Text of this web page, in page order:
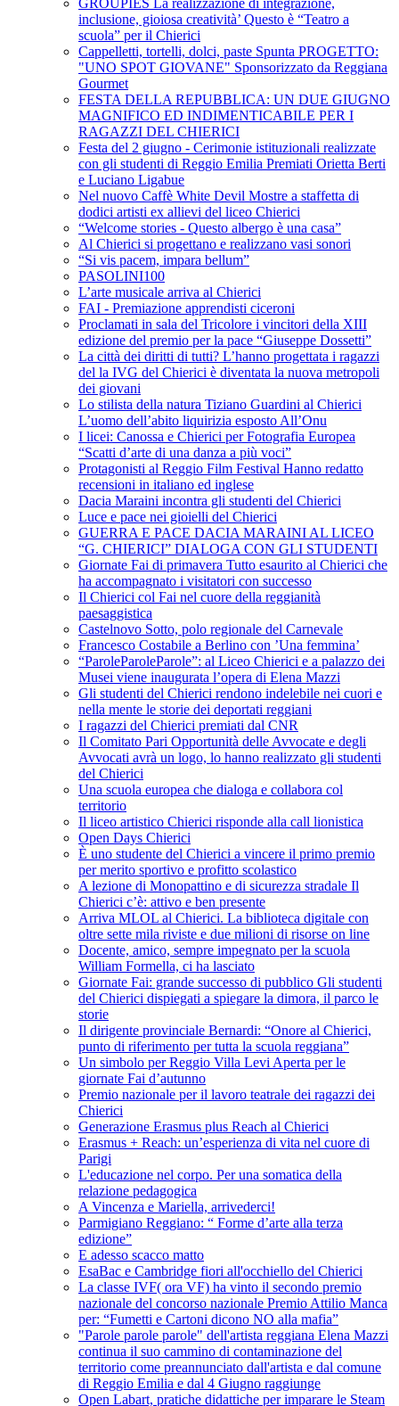
GROUPIES La realizzazione di integrazione,
inclusione, gioiosa creatività’ Questo è “Teatro a
scuola” per il Chierici
Cappelletti, tortelli, dolci, paste Spunta PROGETTO:
"UNO SPOT GIOVANE" Sponsorizzato da Reggiana
Gourmet
FESTA DELLA REPUBBLICA: UN DUE GIUGNO
MAGNIFICO ED INDIMENTICABILE PER I
RAGAZZI DEL CHIERICI
Festa del 2 giugno - Cerimonie istituzionali realizzate
con gli studenti di Reggio Emilia Premiati Orietta Berti
e Luciano Ligabue
Nel nuovo Caffè White Devil Mostre a staffetta di
dodici artisti ex allievi del liceo Chierici
“Welcome stories - Questo albergo è una casa”
Al Chierici si progettano e realizzano vasi sonori
“Si vis pacem, impara bellum”
PASOLINI100
L’arte musicale arriva al Chierici
FAI - Premiazione apprendisti ciceroni
Proclamati in sala del Tricolore i vincitori della XIII
edizione del premio per la pace “Giuseppe Dossetti”
La città dei diritti di tutti? L’hanno progettata i ragazzi
del la IVG del Chierici è diventata la nuova metropoli
dei giovani
Lo stilista della natura Tiziano Guardini al Chierici
L’uomo dell’abito liquirizia esposto All’Onu
I licei: Canossa e Chierici per Fotografia Europea
“Scatti d’arte di una danza a più voci”
Protagonisti al Reggio Film Festival Hanno redatto
recensioni in italiano ed inglese
Dacia Maraini incontra gli studenti del Chierici
Luce e pace nei gioielli del Chierici
GUERRA E PACE DACIA MARAINI AL LICEO
“G. CHIERICI” DIALOGA CON GLI STUDENTI
Giornate Fai di primavera Tutto esaurito al Chierici che
ha accompagnato i visitatori con successo
Il Chierici col Fai nel cuore della reggianità
paesaggistica
Castelnovo Sotto, polo regionale del Carnevale
Francesco Costabile a Berlino con ’Una femmina’
“ParoleParoleParole”: al Liceo Chierici e a palazzo dei
Musei viene inaugurata l’opera di Elena Mazzi
Gli studenti del Chierici rendono indelebile nei cuori e
nella mente le storie dei deportati reggiani
I ragazzi del Chierici premiati dal CNR
Il Comitato Pari Opportunità delle Avvocate e degli
Avvocati avrà un logo, lo hanno realizzato gli studenti
del Chierici
Una scuola europea che dialoga e collabora col
territorio
Il liceo artistico Chierici risponde alla call lionistica
Open Days Chierici
È uno studente del Chierici a vincere il primo premio
per merito sportivo e profitto scolastico
A lezione di Monopattino e di sicurezza stradale Il
Chierici c’è: attivo e ben presente
Arriva MLOL al Chierici. La biblioteca digitale con
oltre sette mila riviste e due milioni di risorse on line
Docente, amico, sempre impegnato per la scuola
William Formella, ci ha lasciato
Giornate Fai: grande successo di pubblico Gli studenti
del Chierici dispiegati a spiegare la dimora, il parco le
storie
Il dirigente provinciale Bernardi: “Onore al Chierici,
punto di riferimento per tutta la scuola reggiana”
Un simbolo per Reggio Villa Levi Aperta per le
giornate Fai d’autunno
Premio nazionale per il lavoro teatrale dei ragazzi dei
Chierici
Generazione Erasmus plus Reach al Chierici
Erasmus + Reach: un’esperienza di vita nel cuore di
Parigi
L'educazione nel corpo. Per una somatica della
relazione pedagogica
A Vincenza e Mariella, arrivederci!
Parmigiano Reggiano: “ Forme d’arte alla terza
edizione”
E adesso scacco matto
EsaBac e Cambridge fiori all'occhiello del Chierici
La classe IVF( ora VF) ha vinto il secondo premio
nazionale del concorso nazionale Premio Attilio Manca
per: “Fumetti e Cartoni dicono NO alla mafia”
"Parole parole parole" dell'artista reggiana Elena Mazzi
continua il suo cammino di contaminazione del
territorio come preannunciato dall'artista e dal comune
di Reggio Emilia e dal 4 Giugno raggiunge
Open Labart, pratiche didattiche per imparare le Steam